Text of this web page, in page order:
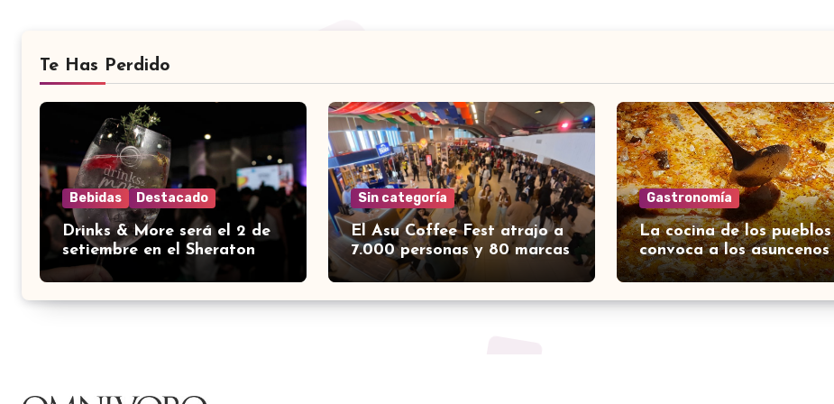
Te Has Perdido
Bebidas Destacado
Drinks & More será el 2 de
setiembre en el Sheraton
Sin categoría
El Asu Coffee Fest atrajo a
7.000 personas y 80 marcas
Gastronomía
La cocina de los pueblos
convoca a los asuncenos